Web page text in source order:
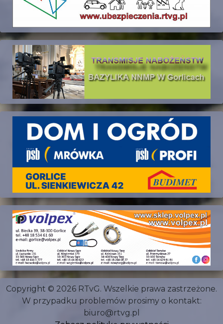
Copyright © 2026 RTvG. Wszelkie prawa zastrzeżone.
W przypadku problemów prosimy o kontakt:
biuro@rtvg.pl